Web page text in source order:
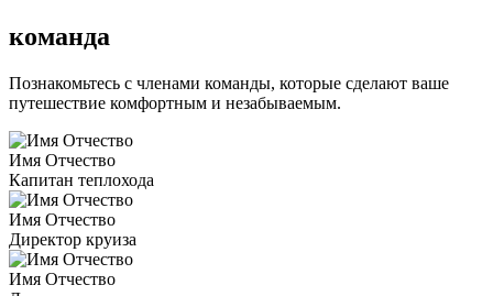
команда
Познакомьтесь с членами команды, которые сделают ваше
путешествие комфортным и незабываемым.
Имя Отчество
Капитан теплохода
Имя Отчество
Директор круиза
Имя Отчество